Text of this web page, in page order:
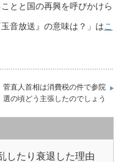
とと国の再興を呼びかけら
音放送』の意味は？」はこ
菅直人首相は消費税の件で参院
選の頃どう主張したのでしょう
したり衰退した理由